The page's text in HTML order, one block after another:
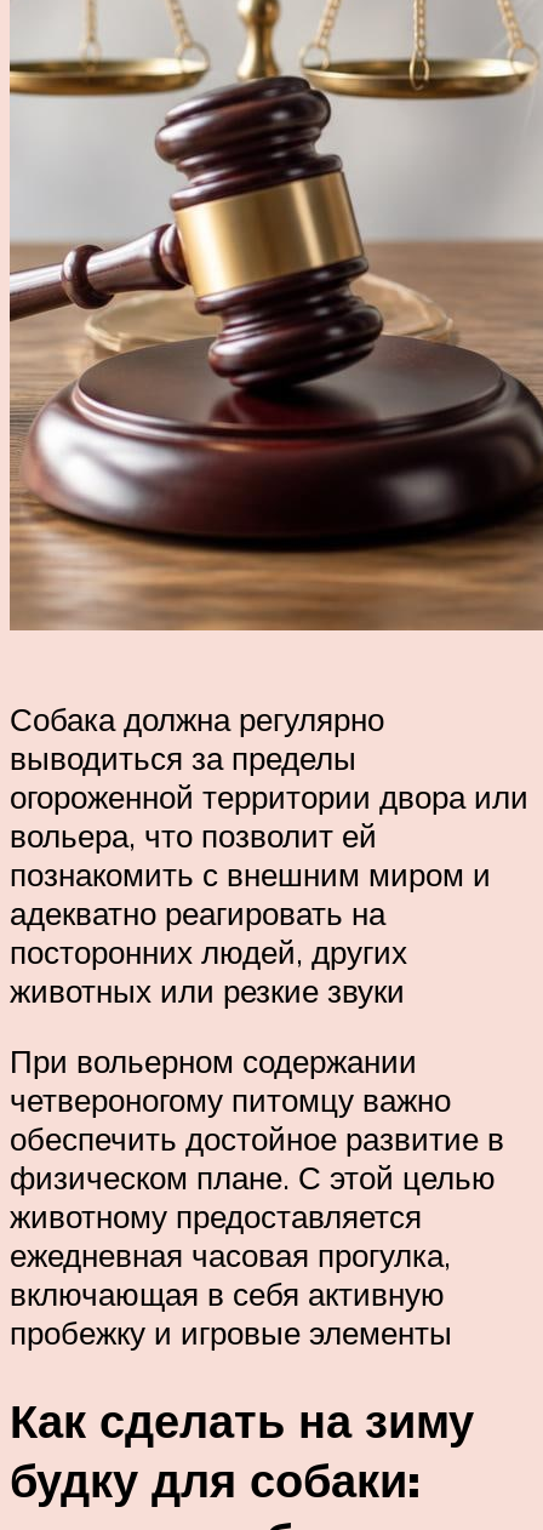
Собака должна регулярно
выводиться за пределы
огороженной территории двора или
вольера, что позволит ей
познакомить с внешним миром и
адекватно реагировать на
посторонних людей, других
животных или резкие звуки
При вольерном содержании
четвероногому питомцу важно
обеспечить достойное развитие в
физическом плане. С этой целью
животному предоставляется
ежедневная часовая прогулка,
включающая в себя активную
пробежку и игровые элементы
Как сделать на зиму
будку для собаки: